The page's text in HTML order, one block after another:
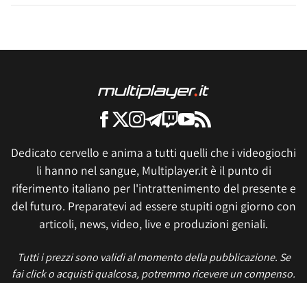
Dedicato cervello e anima a tutti quelli che i videogiochi
li hanno nel sangue, Multiplayer.it è il punto di
riferimento italiano per l'intrattenimento del presente e
del futuro. Preparatevi ad essere stupiti ogni giorno con
articoli, news, video, live e produzioni geniali.
Tutti i prezzi sono validi al momento della pubblicazione. Se
fai click o acquisti qualcosa, potremmo ricevere un compenso.